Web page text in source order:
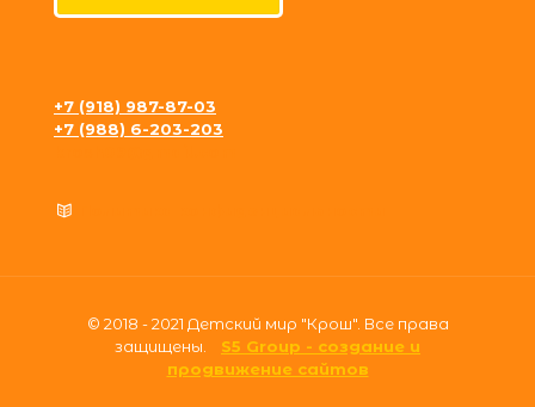
+7 (918) 987-87-03
+7 (988) 6-203-203
© 2018 - 2021 Детский мир "Крош". Все права
защищены. S5 Group - создание и
продвижение сайтов